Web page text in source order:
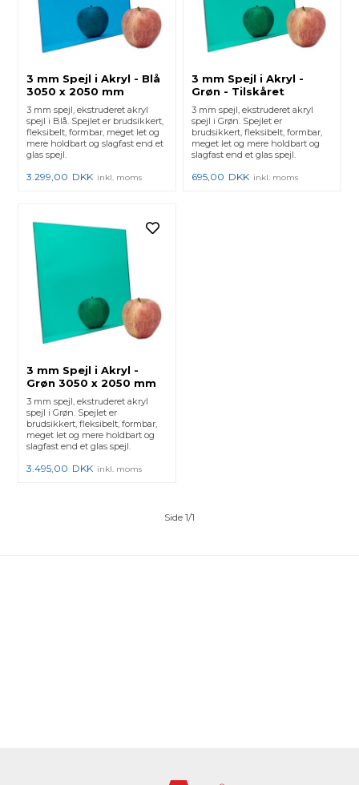
3 mm Spejl i Akryl - Blå
3050 x 2050 mm
3 mm spejl, ekstruderet akryl
spejl i Blå. Spejlet er brudsikkert,
fleksibelt, formbar, meget let og
mere holdbart og slagfast end et
glas spejl.
3.299,00 DKK inkl. moms
3 mm Spejl i Akryl -
Grøn - Tilskåret
3 mm spejl, ekstruderet akryl
spejl i Grøn. Spejlet er
brudsikkert, fleksibelt, formbar,
meget let og mere holdbart og
slagfast end et glas spejl.
695,00 DKK inkl. moms
3 mm Spejl i Akryl -
Grøn 3050 x 2050 mm
3 mm spejl, ekstruderet akryl
spejl i Grøn. Spejlet er
brudsikkert, fleksibelt, formbar,
meget let og mere holdbart og
slagfast end et glas spejl.
3.495,00 DKK inkl. moms
Side 1/1